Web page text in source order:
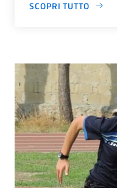
SCOPRI TUTTO